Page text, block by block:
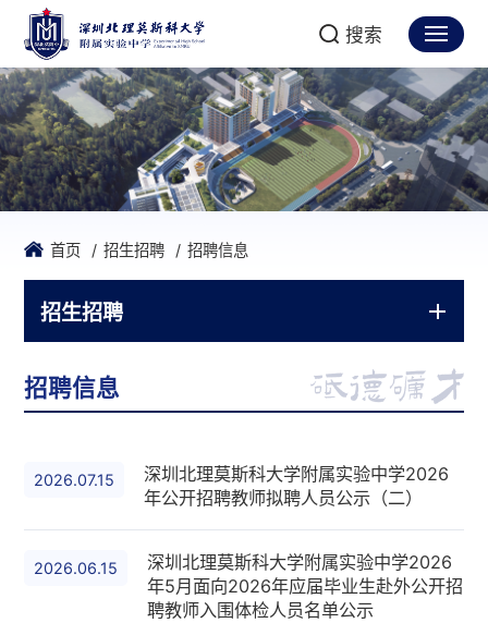
搜索
首页 招生招聘 招聘信息
招生招聘
招聘信息
2026.07.15
深圳北理莫斯科大学附属实验中学2026
年公开招聘教师拟聘人员公示（二）
2026.06.15
深圳北理莫斯科大学附属实验中学2026
年5月面向2026年应届毕业生赴外公开招
聘教师入围体检人员名单公示